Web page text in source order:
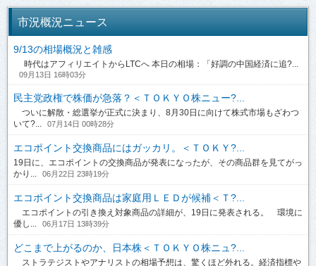
市況概況ニュース
9/13の相場概況と雑感
時代はアフィリエイトからLTCへ 本日の相場：「好調の中国経済に追?...
09月13日 16時03分
民主党政権で株価が急落？＜ＴＯＫＹＯ株ニュー?...
ついに解散・総選挙が正式に決まり、8月30日に向けて株式市場もざわつ
いて?...
07月14日 00時28分
エコポイント交換商品にはガッカリ。＜ＴＯＫＹ?...
19日に、エコポイントの交換商品が発表になったが、その商品群を見てがっ
かり...
06月22日 23時19分
エコポイント交換商品は家庭用ＬＥＤが候補＜Ｔ?...
エコポイントの引き換え対象商品の詳細が、19日に発表される。 環境に
優し...
06月17日 13時39分
どこまで上がるのか、日本株＜ＴＯＫＹＯ株ニュ?...
ストラテジストやアナリストの相場予想は、驚くほど外れる。経済指標や